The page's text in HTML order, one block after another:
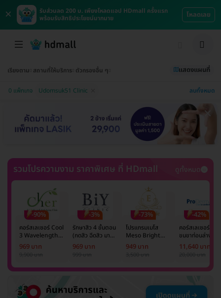
×
รับส่วนลด 200 บ. เพียงโหลดแอป HDmall ครั้งแรก
พร้อมรับสิทธิประโยชน์มากมาย
โหลดเลย
เรียงตาม สถานที่ให้บริการ ตัวกรองอื่น ๆ แสดงแผนที่
0 แพ็กเกจ Udomsuk51 Clinic ลบทั้งหมด
รวมโปรความงาม ราคาพิเศษ ที่ HDmall ดูทั้งหมด
-90%
คอร์สเลเซอร์ Cool
3 Wavelength
Diode กำจัดขน
รักแร้ 1 ปี 12 ครั้ง
969 บาท
-3%
รักษาสิว 4 ขั้นตอน
(กดสิว ฉีดสิว มาส์ก
หน้า และฉายแสง)
1 ครั้ง
969 บาท
-73%
โปรแกรมเมโส
Meso Bright
จำนวนซีซีขึ้นอยู่กับ
แพทย์ประเมิน เพื่อ
ครั้ง
949 บาท
-42%
คอร์สเลเซอร์กำจั
ขนขาท่อนล่าง 2
ข้าง 5 ครั้ง ด้วย
เลเซอร์
11,640 บาท